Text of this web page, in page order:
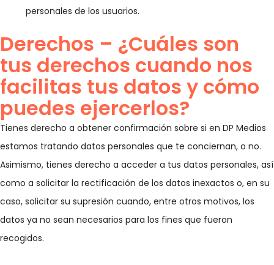
personales de los usuarios.
Derechos – ¿Cuáles son
tus derechos cuando nos
facilitas tus datos y cómo
puedes ejercerlos?
Tienes derecho a obtener confirmación sobre si en DP Medios
estamos tratando datos personales que te conciernan, o no.
Asimismo, tienes derecho a acceder a tus datos personales, así
como a solicitar la rectificación de los datos inexactos o, en su
caso, solicitar su supresión cuando, entre otros motivos, los
datos ya no sean necesarios para los fines que fueron
recogidos.